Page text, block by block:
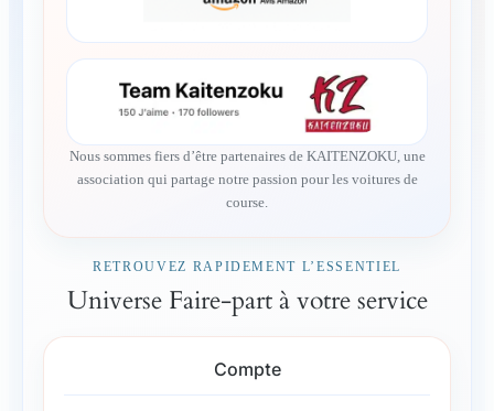
Nous sommes fiers d’être partenaires de KAITENZOKU, une
association qui partage notre passion pour les voitures de
course.
RETROUVEZ RAPIDEMENT L’ESSENTIEL
Universe Faire-part à votre service
Compte